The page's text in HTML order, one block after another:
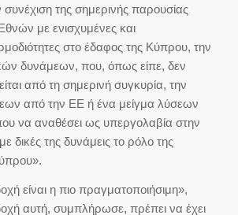
συνέχιση της σημερινής παρουσίας
με ενισχυμένες και
στο έδαφος της Κύπρου, την
δυνάμεων, που, όπως είπε, δεν
από τη σημερινή συγκυρία, την
από την ΕΕ ή ένα μείγμα λύσεων
να αναθέσει ως υπεργολαβία στην
δικές της δυνάμεις το ρόλο της
είναι η πιο πραγματοποιήσιμη»,
αυτή, συμπλήρωσε, πρέπει να έχει